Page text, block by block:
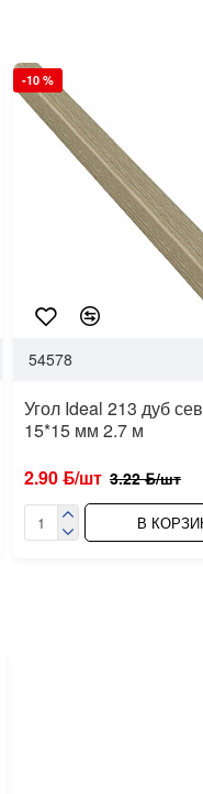
-10 %
54578
Угол Ideal 213 дуб
15*15 мм 2.7 м
2.90 ƃ/шт 3.22 ƃ/шт
В